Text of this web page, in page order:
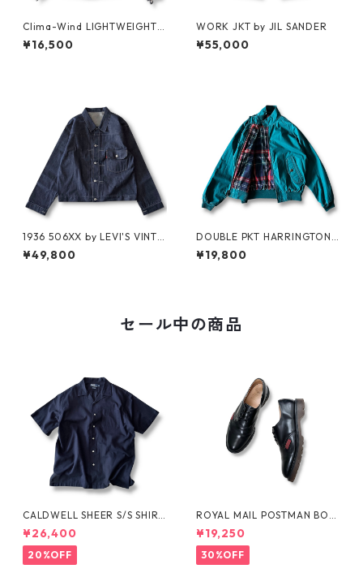
Clima-Wind LIGHTWEIGHT J
KT by SALOMON
¥16,500
WORK JKT by JIL SANDER
¥55,000
1936 506XX by LEVI'S VINTA
GE GLOTHING NO-WASH
¥49,800
DOUBLE PKT HARRINGTON J
KT by LANDS'END
¥19,800
セール中の商品
CALDWELL SHEER S/S SHIRT
by Polo Ralph Lauren
¥26,400
20%OFF
ROYAL MAIL POSTMAN BOO
TS by Dr.MARTENS
¥19,250
30%OFF